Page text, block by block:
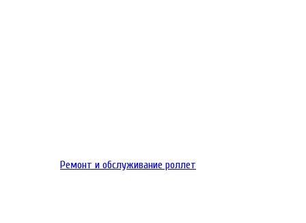
Ремонт и обслуживание роллет